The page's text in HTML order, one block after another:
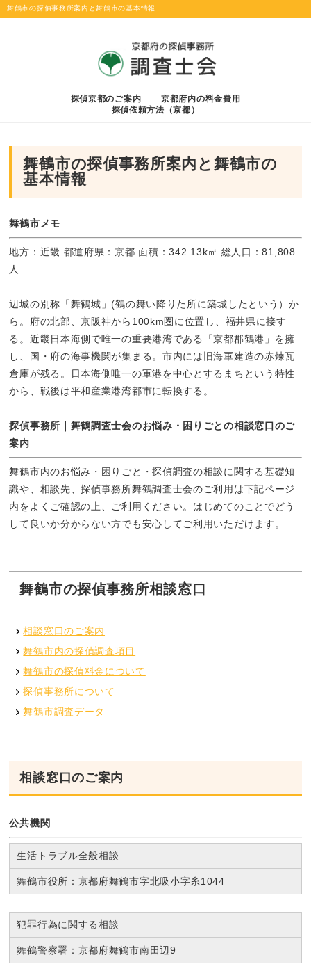
舞鶴市の探偵事務所案内と舞鶴市の
基本情報
舞鶴市メモ
地方：近畿 都道府県：京都 面積：342.13k㎡ 総人口：81,808
人
辺城の別称「舞鶴城」(鶴の舞い降りた所に築城したという）か
ら。府の北部、京阪神から100km圏に位置し、福井県に接す
る。近畿日本海側で唯一の重要港湾である「京都郡鶴港」を擁
し、国・府の海事機関が集まる。市内には旧海軍建造の赤煉瓦
倉庫が残る。日本海側唯一の軍港を中心とするまちという特性
から、戦後は平和産業港湾都市に転換する。
探偵事務所｜舞鶴調査士会のお悩み・困りごとの相談窓口のご
案内
舞鶴市内のお悩み・困りごと・探偵調査の相談に関する基礎知
識や、相談先、探偵事務所舞鶴調査士会のご利用は下記ページ
内をよくご確認の上、ご利用ください。はじめてのことでどう
して良いか分からない方でも安心してご利用いただけます。
舞鶴市の探偵事務所相談窓口
相談窓口のご案内
舞鶴市内の探偵調査項目
舞鶴市の探偵料金について
探偵事務所について
舞鶴市調査データ
相談窓口のご案内
公共機関
生活トラブル全般相談
舞鶴市役所：京都府舞鶴市字北吸小字糸1044
犯罪行為に関する相談
舞鶴警察署：京都府舞鶴市南田辺9
舞鶴市の探偵事務所案内と舞鶴市の基本情報
探偵京都のご案内
京都府内の料金費用
探偵依頼方法（京都）